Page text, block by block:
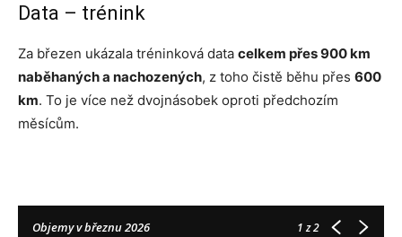
Data – trénink
Za březen ukázala tréninková data celkem přes 900 km
naběhaných a nachozených, z toho čistě běhu přes 600
km. To je více než dvojnásobek oproti předchozím
měsícům.
Objemy v březnu 2026 1z 2